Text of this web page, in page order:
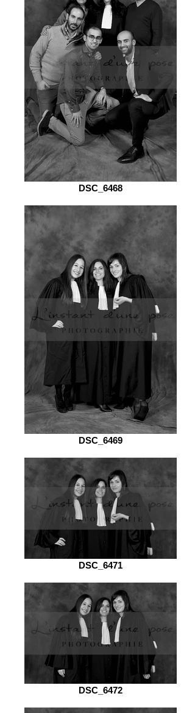
DSC_6468
DSC_6469
DSC_6471
DSC_6472